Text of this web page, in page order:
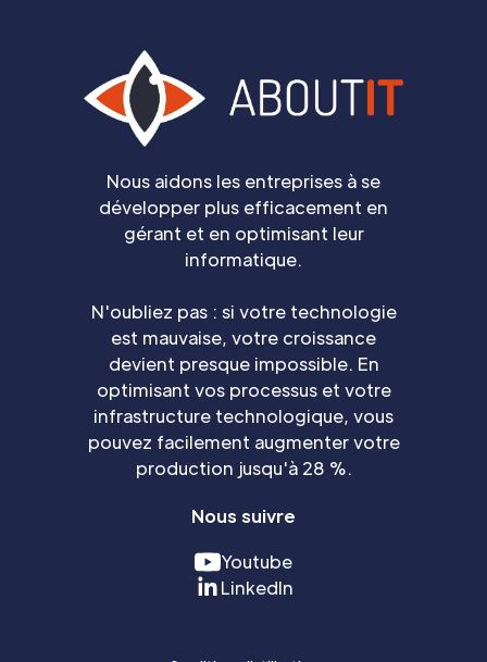
Nous aidons les entreprises à se
développer plus efficacement en
gérant et en optimisant leur
informatique.
N'oubliez pas : si votre technologie
est mauvaise, votre croissance
devient presque impossible. En
optimisant vos processus et votre
infrastructure technologique, vous
pouvez facilement augmenter votre
production jusqu'à 28 %.
Nous suivre
Youtube
LinkedIn